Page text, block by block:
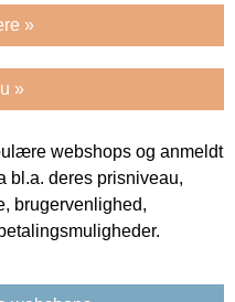
»
»
webshops og anmeldt
bl.a. deres prisniveau,
brugervenlighed,